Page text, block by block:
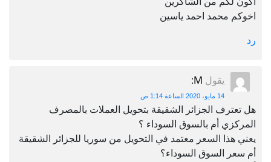
اخوكم محمد احمد ياسين
رد
يقول M
:
14 مايو، 2020 الساعة 1:14 ص
هل تعترف الجزائر الشقيقة بتحويل العملات بالمصرف
المركزي أم بالسوق السوداء ؟
يعني هذا السعر معتمد في التحويل من سوريا للجزائر الشقيقة
أم سعر السوق السوداء؟